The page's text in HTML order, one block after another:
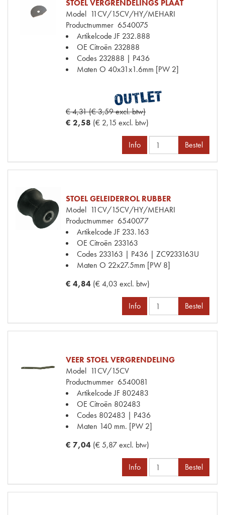
STOEL VERGRENDELINGS PLAAT
Model 11CV/15CV/HY/MEHARI
Productnummer 6540075
Artikelcode JF 232.888
OE Citroën 232888
Codes 232888 | P436
Maten O 40x31x1.6mm [PW 2]
€ 4,31 (€ 3,59 excl. btw)
€ 2,58 (€ 2,15 excl. btw)
Info Bestel
STOEL GELEIDERROL RUBBER
Model 11CV/15CV/HY/MEHARI
Productnummer 6540077
Artikelcode JF 233.163
OE Citroën 233163
Codes 233163 | P436 | ZC9233163U
Maten O 22x27.5mm [PW 8]
€ 4,84 (€ 4,03 excl. btw)
Info Bestel
VEER STOEL VERGRENDELING
Model 11CV/15CV
Productnummer 6540081
Artikelcode JF 802483
OE Citroën 802483
Codes 802483 | P436
Maten 140 mm. [PW 2]
€ 7,04 (€ 5,87 excl. btw)
Info Bestel